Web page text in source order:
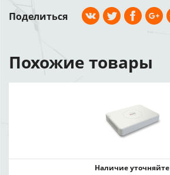
Поделиться
Похожие товары
Наличие уточняйте